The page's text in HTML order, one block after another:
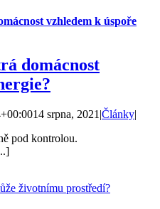
vzhledem k úspoře
domácnost
14 srpna, 2021 |Články|
pod kontrolou.
životnímu prostředí?